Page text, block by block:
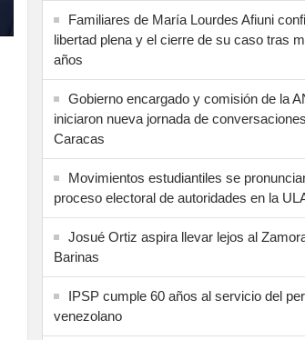
Familiares de María Lourdes Afiuni
libertad plena y el cierre de su caso tras
años
Gobierno encargado y comisión de la
iniciaron nueva jornada de
Caracas
Movimientos estudiantiles se
proceso electoral de autoridades en la
Josué Ortiz aspira llevar lejos al
Barinas
IPSP cumple 60 años al servicio del
venezolano